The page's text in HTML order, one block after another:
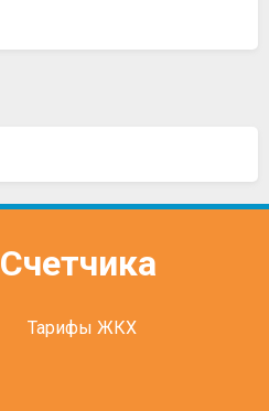
Счетчика
Тарифы ЖКХ